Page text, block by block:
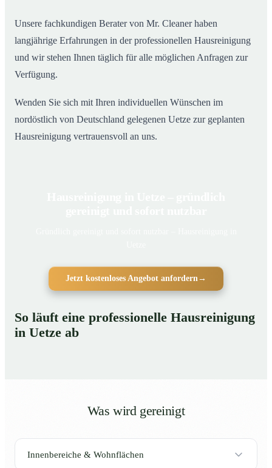
Unsere fachkundigen Berater von Mr. Cleaner haben
langjährige Erfahrungen in der professionellen Hausreinigung
und wir stehen Ihnen täglich für alle möglichen Anfragen zur
Verfügung.
Wenden Sie sich mit Ihren individuellen Wünschen im
nordöstlich von Deutschland gelegenen Uetze zur geplanten
Hausreinigung vertrauensvoll an uns.
Jetzt kostenloses Angebot anfordern→
So läuft eine professionelle Hausreinigung
in Uetze ab
Was wird gereinigt
Innenbereiche & Wohnflächen